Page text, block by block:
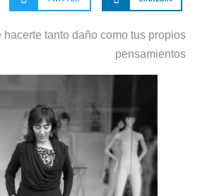
hacerte tanto daño como tus propios
pensamientos